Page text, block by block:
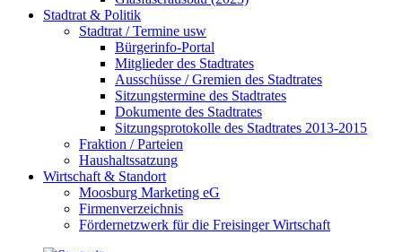
Stadtrat & Politik
Stadtrat / Termine usw
Bürgerinfo-Portal
Mitglieder des Stadtrates
Ausschüsse / Gremien des Stadtrates
Sitzungstermine des Stadtrates
Dokumente des Stadtrates
Sitzungsprotokolle des Stadtrates 2013-2015
Fraktion / Parteien
Haushaltssatzung
Wirtschaft & Standort
Moosburg Marketing eG
Firmenverzeichnis
Fördernetzwerk für die Freisinger Wirtschaft